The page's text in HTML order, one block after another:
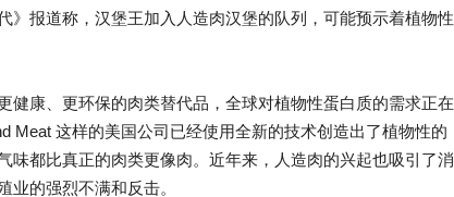
》报道称，汉堡王加入人造肉汉堡的队列，可能预示着植物性
健康、更环保的肉类替代品，全球对植物性蛋白质的需求正在
Meat 这样的美国公司已经使用全新的技术创造出了植物性的
味都比真正的肉类更像肉。近年来，人造肉的兴起也吸引了消
业的强烈不满和反击。